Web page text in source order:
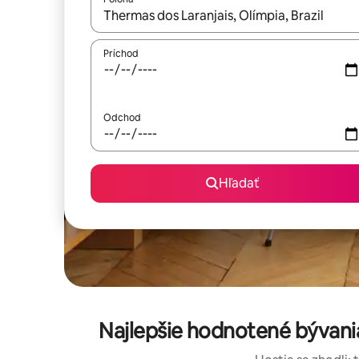
Keď budú výsledky k dispozícii, môžete si ich
Príchod
Odchod
Hľadať
Najlepšie hodnotené